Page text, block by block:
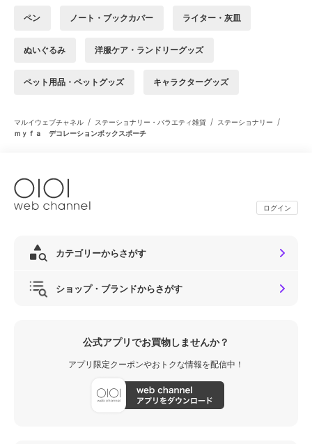
ペン ノート・ブックカバー ライター・灰皿
ぬいぐるみ 洋服ケア・ランドリーグッズ
ペット用品・ペットグッズ キャラクターグッズ
マルイウェブチャネル / ステーショナリー・バラエティ雑貨 / ステーショナリー /
ｍｙｆａ デコレーションボックスポーチ
ログイン
カテゴリーからさがす
ショップ・ブランドからさがす
公式アプリでお買物しませんか？
アプリ限定クーポンやおトクな情報を配信中！